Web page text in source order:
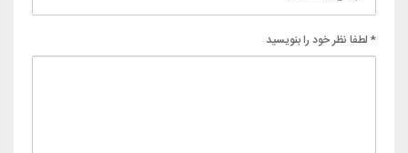
* لطفا نظر خود را بنویسید